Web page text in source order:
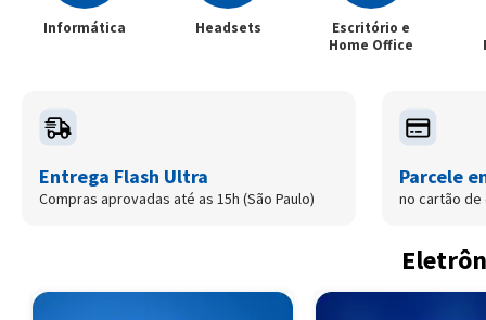
Headsets
Escritório e
Filtros e
Películas
Entrega Flash Ultra
Compras aprovadas até as 15h (São Paulo)
Parcele
no cartão